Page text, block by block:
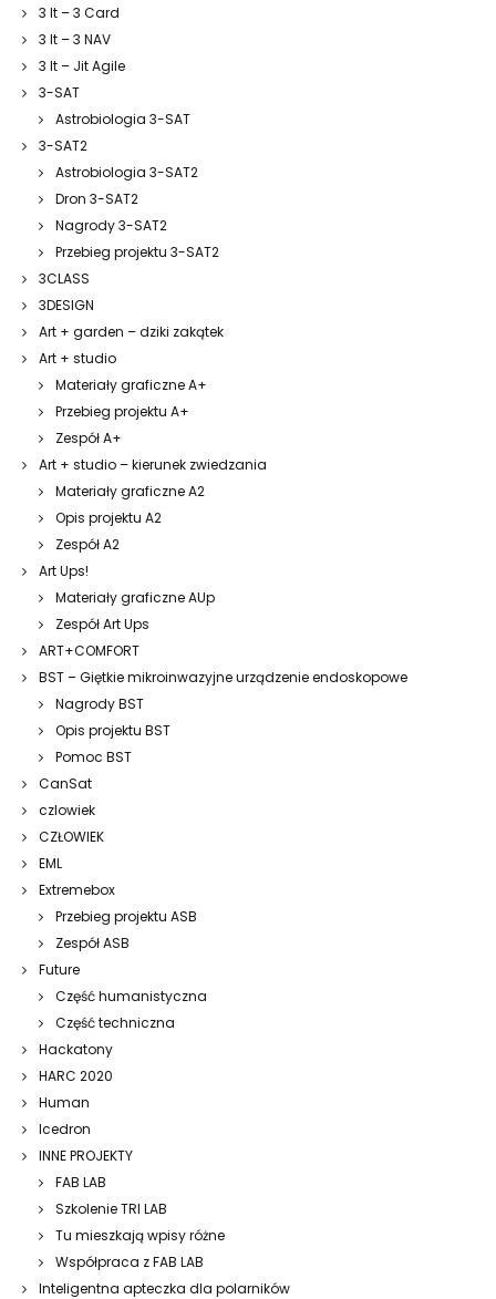
3 It – 3 Card
3 It – 3 NAV
3 It – Jit Agile
3-SAT
Astrobiologia 3-SAT
3-SAT2
Astrobiologia 3-SAT2
Dron 3-SAT2
Nagrody 3-SAT2
Przebieg projektu 3-SAT2
3CLASS
3DESIGN
Art + garden – dziki zakątek
Art + studio
Materiały graficzne A+
Przebieg projektu A+
Zespół A+
Art + studio – kierunek zwiedzania
Materiały graficzne A2
Opis projektu A2
Zespół A2
Art Ups!
Materiały graficzne AUp
Zespół Art Ups
ART+COMFORT
BST – Giętkie mikroinwazyjne urządzenie endoskopowe
Nagrody BST
Opis projektu BST
Pomoc BST
CanSat
czlowiek
CZŁOWIEK
EML
Extremebox
Przebieg projektu ASB
Zespół ASB
Future
Część humanistyczna
Część techniczna
Hackatony
HARC 2020
Human
Icedron
INNE PROJEKTY
FAB LAB
Szkolenie TRI LAB
Tu mieszkają wpisy różne
Współpraca z FAB LAB
Inteligentna apteczka dla polarników